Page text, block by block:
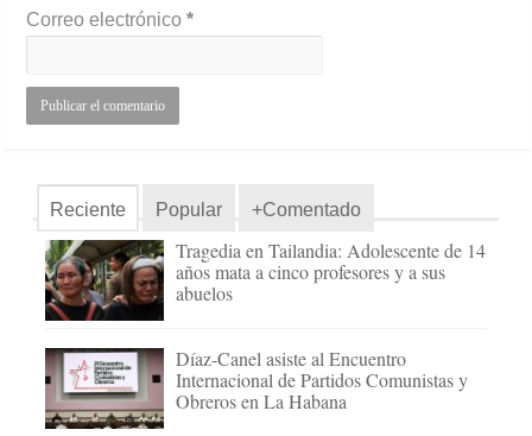
Correo electrónico*
Reciente Popular +Comentado
Tragedia en Tailandia: Adolescente de 14
años mata a cinco profesores y a sus
abuelos
Díaz-Canel asiste al Encuentro
Internacional de Partidos Comunistas y
Obreros en La Habana